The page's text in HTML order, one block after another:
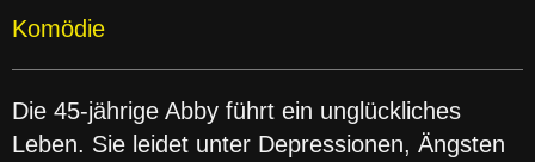
Komödie
Die 45-jährige Abby führt ein unglückliches
Leben. Sie leidet unter Depressionen, Ängsten